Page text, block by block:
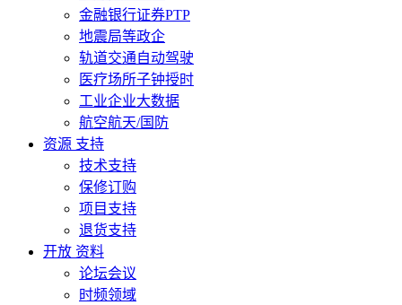
金融银行证券PTP
地震局等政企
轨道交通自动驾驶
医疗场所子钟授时
工业企业大数据
航空航天/国防
资源 支持
技术支持
保修订购
项目支持
退货支持
开放 资料
论坛会议
时频领域